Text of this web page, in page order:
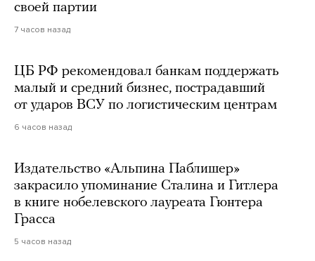
своей партии
7 часов назад
ЦБ РФ рекомендовал банкам поддержать
малый и средний бизнес, пострадавший
от ударов ВСУ по логистическим центрам
6 часов назад
Издательство «Альпина Паблишер»
закрасило упоминание Сталина и Гитлера
в книге нобелевского лауреата Гюнтера
Грасса
5 часов назад